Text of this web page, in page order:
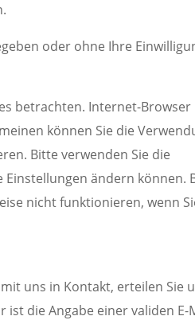
oder ohne Ihre
betrachten. Internet-Browser
können Sie die
Bitte verwenden Sie die
ändern können.
nicht funktionieren, wenn
uns in Kontakt, erteilen Sie
die Angabe einer validen E-